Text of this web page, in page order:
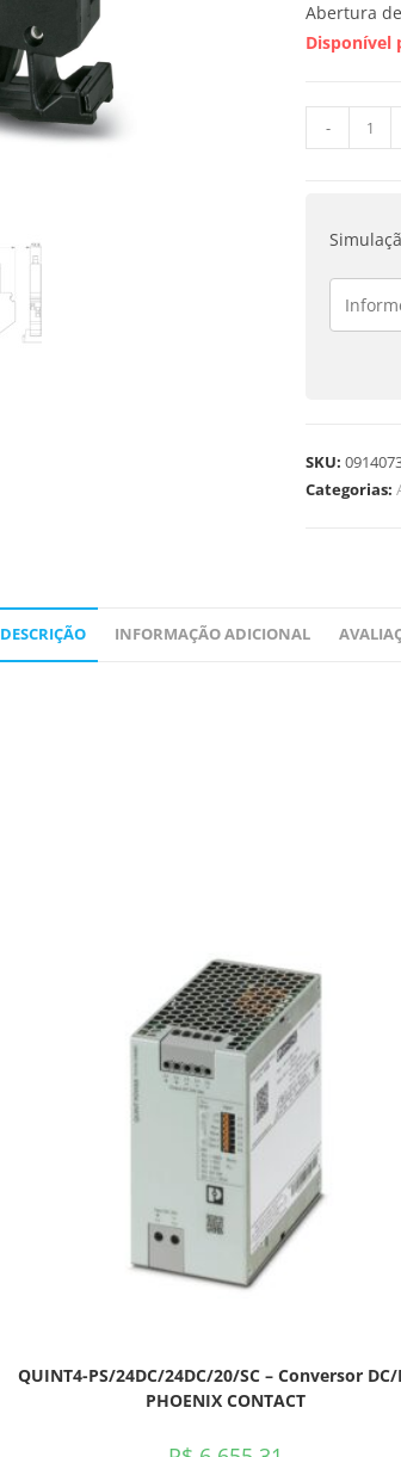
Abertura
Disponível
-
SKU:
Categorias:
DESCRIÇÃO INFORMAÇÃO ADICIONAL
QUINT4-PS/24DC/24DC/20/SC – Conversor DC/
PHOENIX CONTACT